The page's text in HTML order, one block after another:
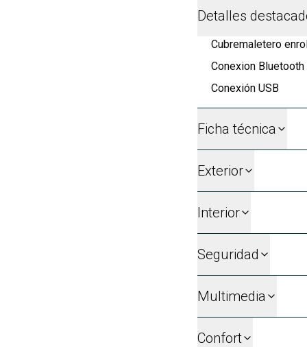
Detalles
Cubremaletero
Conexion Bluetooth
Conexión USB
Ficha técnica
Exterior
Interior
Seguridad
Multimedia
Confort